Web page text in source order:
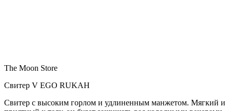
The Moon Store
Свитер V EGO RUKAH
Свитер с высоким горлом и удлиненным манжетом. Мягкий и